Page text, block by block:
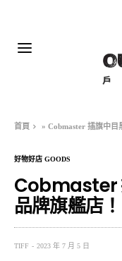
首頁 »Cobmaster 插旗中目
好物好店 GOODS
Cobmaster
品牌旗艦店！
TIFF 2023 年 7 月 5 日